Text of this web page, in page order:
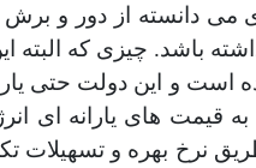
می دانسته از دور و
باشد. چيزی که البته
است و اين دولت حتی
قيمت های يارانه ای
نرخ بهره و تسهيلات